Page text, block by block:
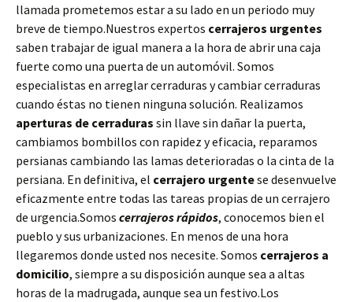
llamada prometemos estar a su lado en un periodo muy
breve de tiempo.Nuestros expertos cerrajeros urgentes
saben trabajar de igual manera a la hora de abrir una caja
fuerte como una puerta de un automóvil. Somos
especialistas en arreglar cerraduras y cambiar cerraduras
cuando éstas no tienen ninguna solución. Realizamos
aperturas de cerraduras sin llave sin dañar la puerta,
cambiamos bombillos con rapidez y eficacia, reparamos
persianas cambiando las lamas deterioradas o la cinta de la
persiana. En definitiva, el cerrajero urgentese desenvuelve
eficazmente entre todas las tareas propias de un cerrajero
de urgencia.Somos cerrajeros rápidos, conocemos bien el
pueblo y sus urbanizaciones. En menos de una hora
llegaremos donde usted nos necesite. Somos cerrajeros a
domicilio, siempre a su disposición aunque sea a altas
horas de la madrugada, aunque sea un festivo.Los